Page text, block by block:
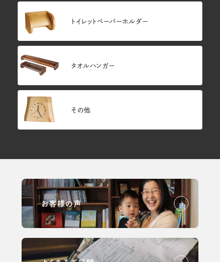
トイレットペーパーホルダー
タオルハンガー
その他
お客様の声